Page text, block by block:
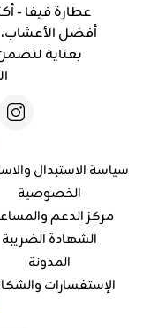
أفضل الأعشاب،
بعناية
سياسة الاستبدال
الخصوصية
مركز الدعم
الشهادة الضريبة
المدونة
الإستفسارات